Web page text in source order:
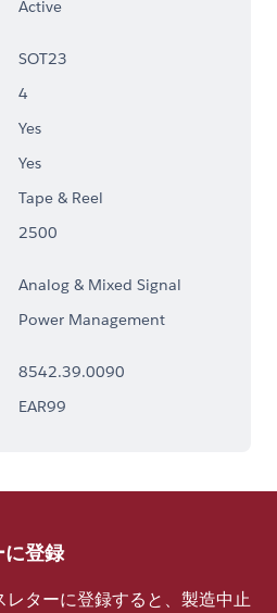
Active
SOT23
4
Yes
Yes
Tape & Reel
2500
Analog & Mixed Signal
Power Management
8542.39.0090
EAR99
に登録
レターに登録すると、製造中止